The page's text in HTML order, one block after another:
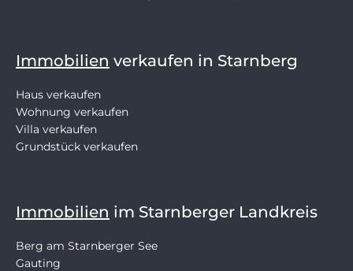
Immobilien verkaufen in Starnberg
Haus verkaufen
Wohnung verkaufen
Villa verkaufen
Grundstück verkaufen
Immobilien im Starnberger Landkreis
Berg am Starnberger See
Gauting